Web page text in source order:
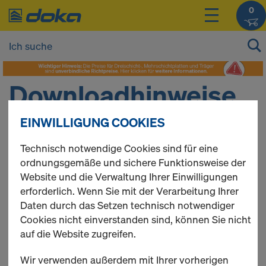
0
Downloadhinweise
Beachten Sie bitte, dass sich dieses Online-
Informationsangebot nur auf ausgewählte
Schalungssysteme und Komponenten, Sprach- und
Länderversionen beschränkt. Die hier verfügbaren
Anwenderinformationen sind teilweise an
landesspezifische Vorschriften angepasst und daher
Kennzeichnung auf der Titelseite der
EINWILLIGUNG COOKIES
Technisch notwendige Cookies sind für eine
ordnungsgemäße und sichere Funktionsweise der
Website und die Verwaltung Ihrer Einwilligungen
erforderlich. Wenn Sie mit der Verarbeitung Ihrer
Daten durch das Setzen technisch notwendiger
Cookies nicht einverstanden sind, können Sie nicht
auf die Website zugreifen.
Wir verwenden außerdem mit Ihrer vorherigen